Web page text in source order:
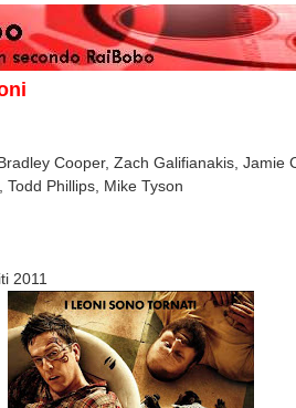
Cooper, Zach Galifianakis, Jamie
Todd Phillips, Mike Tyson
2011